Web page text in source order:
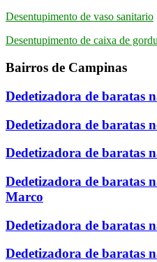
Desentupimento de vaso sanitario
Desentupimento de caixa de
Bairros de Campinas
Dedetizadora de baratas
Dedetizadora de baratas
Dedetizadora de baratas
Dedetizadora de baratas
Marco
Dedetizadora de baratas
Dedetizadora de baratas